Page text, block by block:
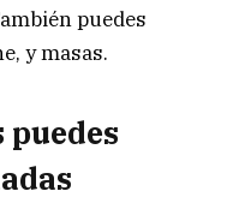
puedes
y masas.
puedes